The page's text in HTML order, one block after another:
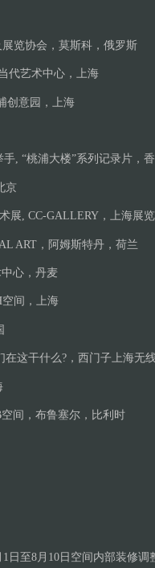
览协会，莫斯科，俄罗斯
代艺术中心，上海
创意园，上海
, “桃浦大楼”系列记录片，
京
展, CC-GALLERY，上海展
ART，阿姆斯特丹，荷兰
心，丹麦
间，上海
在这干什么?，西门子上海无
间，布鲁塞尔，比利时
日至8月10日空间内部装修